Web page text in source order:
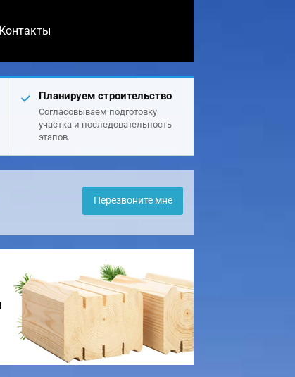
Контакты
Планируем строительство
Согласовываем подготовку
участка и последовательность
этапов.
Перезвоните мне